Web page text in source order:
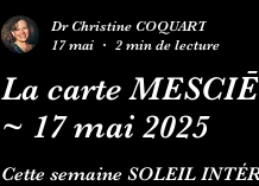
La carte
~ 17 mai 2025
Cette semaine SOLEIL
Dr Christine COQUART
17 mai
2 min de lecture